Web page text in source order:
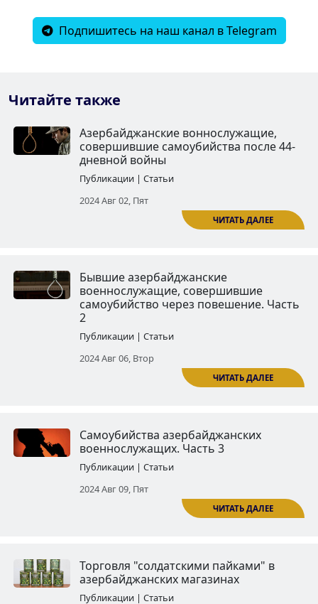
Читайте также
Подпишитесь на наш канал в Telegram